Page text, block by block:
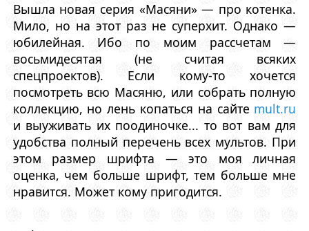
Вышла новая серия «Масяни» — про котенка.
Мило, но на этот раз не суперхит. Однако —
юбилейная. Ибо по моим рассчетам —
восьмидесятая (не считая всяких
спецпроектов). Если кому-то хочется
посмотреть всю Масяню, или собрать полную
коллекцию, но лень копаться на сайте mult.ru
и выуживать их поодиночке... то вот вам для
удобства полный перечень всех мультов. При
этом размер шрифта — это моя личная
оценка, чем больше шрифт, тем больше мне
нравится. Может кому пригодится.